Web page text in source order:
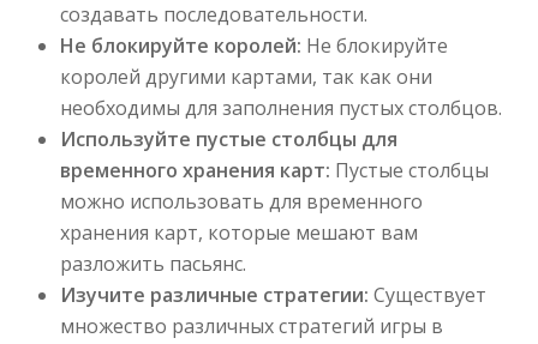
создавать последовательности.
Не блокируйте королей: Не блокируйте
королей другими картами, так как они
необходимы для заполнения пустых столбцов.
Используйте пустые столбцы для
временного хранения карт: Пустые столбцы
можно использовать для временного
хранения карт, которые мешают вам
разложить пасьянс.
Изучите различные стратегии: Существует
множество различных стратегий игры в